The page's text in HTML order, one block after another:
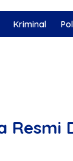
Kriminal
Resmi